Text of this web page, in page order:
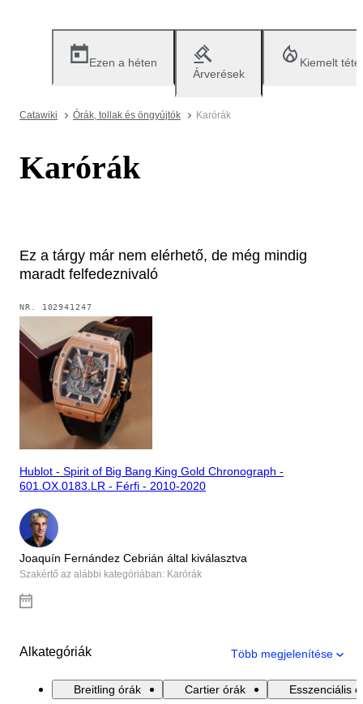
Ezen a héten
Árverések
Kiemelt
Catawiki Órák, tollak és öngyújtók Karórák
Karórák
Ez a tárgy már nem elérhető, de még mindig
maradt felfedeznivaló
NR. 102941247
Hublot - Spirit of Big Bang King Gold Chronograph -
601.OX.0183.LR - Férfi - 2010-2020
Joaquín Fernández Cebrián által kiválasztva
Szakértő az alábbi kategóriában: Karórák
Alkategóriák Több megjelenítése
Breitling órák Cartier órák Esszenciális